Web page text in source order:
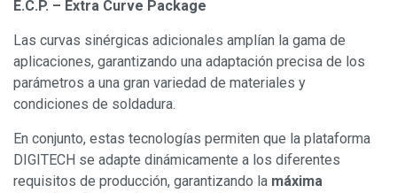
E.C.P. – Extra Curve Package
Las curvas sinérgicas adicionales amplían la gama de
aplicaciones, garantizando una adaptación precisa de los
parámetros a una gran variedad de materiales y
condiciones de soldadura.
En conjunto, estas tecnologías permiten que la plataforma
DIGITECH se adapte dinámicamente a los diferentes
requisitos de producción, garantizando la máxima